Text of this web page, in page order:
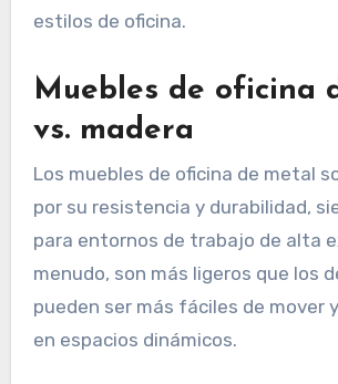
estilos de oficina.
Muebles de oficina
vs. madera
Los muebles de oficina de metal
por su resistencia y durabilidad,
para entornos de trabajo de alta
menudo, son más ligeros que los
pueden ser más fáciles de mover
en espacios dinámicos.